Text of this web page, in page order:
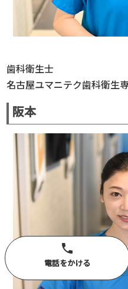
phone
電話をかける
歯科衛生士
名古屋ユマニテク歯科衛生
阪本